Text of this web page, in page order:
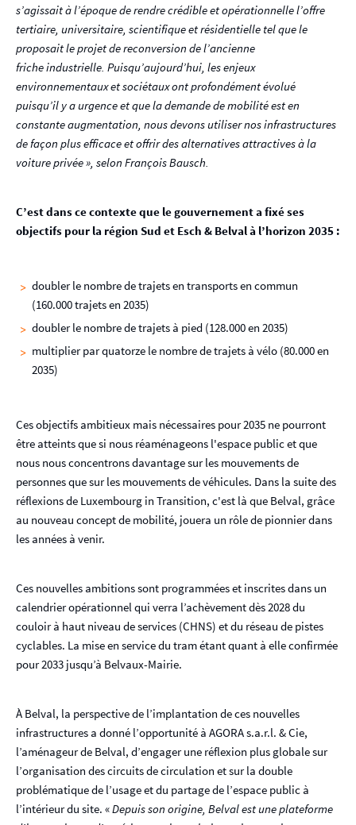
s’agissait à l’époque de rendre crédible et opérationnelle l’offre
tertiaire, universitaire, scientifique et résidentielle tel que le
proposait le projet de reconversion de l’ancienne
friche industrielle. Puisqu’aujourd’hui, les enjeux
environnementaux et sociétaux ont profondément évolué
puisqu’il y a urgence et que la demande de mobilité est en
constante augmentation, nous devons utiliser nos infrastructures
de façon plus efficace et offrir des alternatives attractives à la
voiture privée », selon François Bausch.
C’est dans ce contexte que le gouvernement a fixé ses
objectifs pour la région Sud et Esch & Belval à l’horizon 2035 :
doubler le nombre de trajets en transports en commun
(160.000 trajets en 2035)
doubler le nombre de trajets à pied (128.000 en 2035)
multiplier par quatorze le nombre de trajets à vélo (80.000 en
2035)
Ces objectifs ambitieux mais nécessaires pour 2035 ne pourront
être atteints que si nous réaménageons l'espace public et que
nous nous concentrons davantage sur les mouvements de
personnes que sur les mouvements de véhicules. Dans la suite des
réflexions de Luxembourg in Transition, c'est là que Belval, grâce
au nouveau concept de mobilité, jouera un rôle de pionnier dans
les années à venir.
Ces nouvelles ambitions sont programmées et inscrites dans un
calendrier opérationnel qui verra l’achèvement dès 2028 du
couloir à haut niveau de services (CHNS) et du réseau de pistes
cyclables. La mise en service du tram étant quant à elle confirmée
pour 2033 jusqu’à Belvaux-Mairie.
À Belval, la perspective de l’implantation de ces nouvelles
infrastructures a donné l’opportunité à AGORA s.a.r.l. & Cie,
l’aménageur de Belval, d’engager une réflexion plus globale sur
l’organisation des circuits de circulation et sur la double
problématique de l’usage et du partage de l’espace public à
l’intérieur du site. «Depuis son origine, Belval est une plateforme